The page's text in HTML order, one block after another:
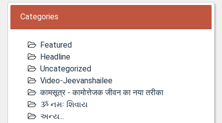
Categories
Featured
Headline
Uncategorized
Video-Jeevanshailee
कामसूत्र - कामोत्तेजक जीवन का नया तरीका
ૐ નમઃ શિવાય
અન્ય...